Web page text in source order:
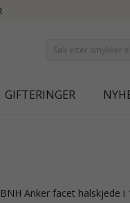
GIFTERINGER
BNH Anker facet